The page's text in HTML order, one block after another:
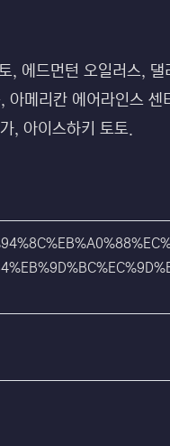
에드먼턴 오일러스, 댈
메리칸 에어라인스 센
, 아이스하키 토토.